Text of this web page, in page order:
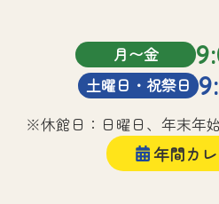
月〜金
土曜日・祝祭日
※休館日：日曜日、年末年
年間カ